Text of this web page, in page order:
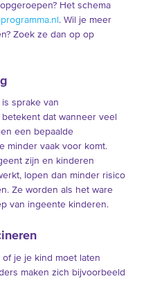
Het schema
. Wil je meer
Zoek ze dan op op
sprake van
dat wanneer veel
een bepaalde
minder vaak voor komt.
zijn en kinderen
lopen dan minder risico
Ze worden als het ware
van ingeente kinderen.
je je kind moet laten
maken zich bijvoorbeeld